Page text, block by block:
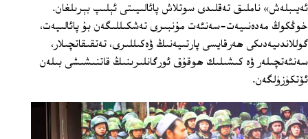
ئەيىبلەش» ناملىق تەقلىدى سوتلاش پائالىيىتى ئېلىپ بېرىلغان.
خوڭكوڭ مەدەنىيەت-سەنئەت مۇنبىرى تەشكىللىگەن بۇ پائالىيەت،
گوللاندىيەدىكى ھەرقايسى پارتىيەنىڭ ۋەكىللىرى، تەتقىقاتچىلار،
سەنئەتچىلەر ۋە كىشىلىك ھوقۇق ئورگانلىرىنىڭ قاتنىشىشى بىلەن
ئۆتكۈزۈلگەن.